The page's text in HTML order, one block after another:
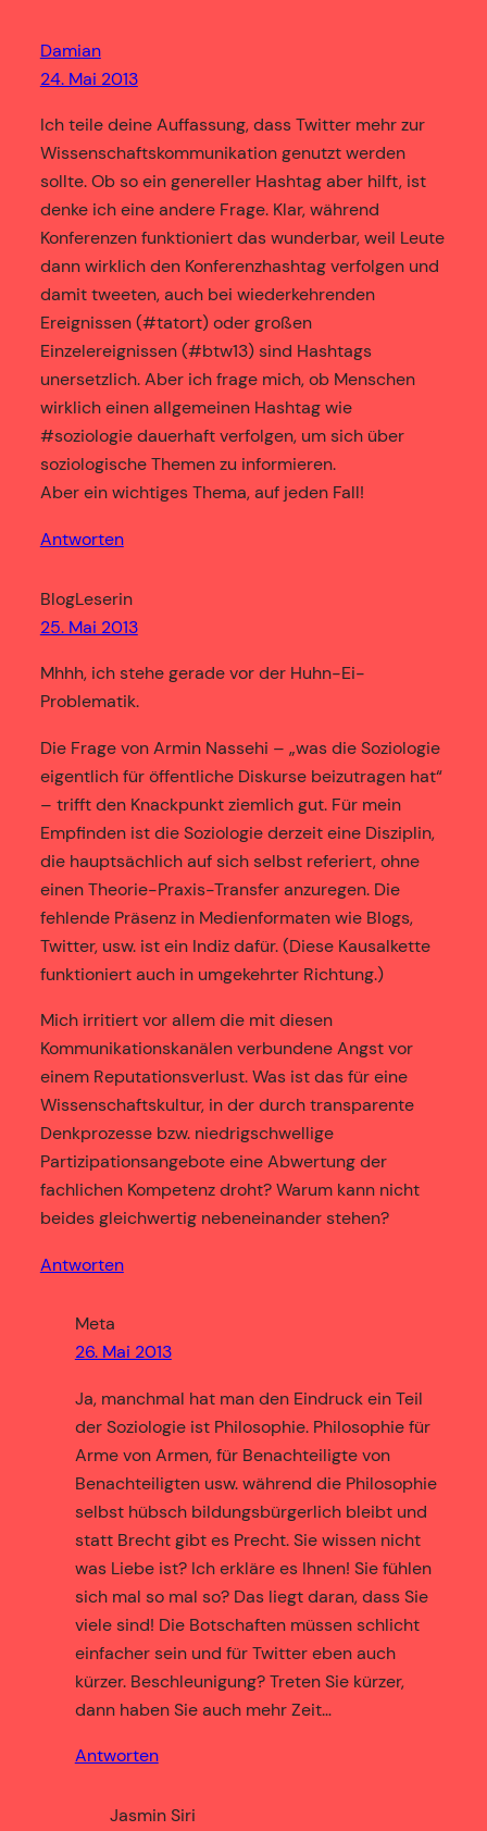
Damian
24. Mai 2013
Ich teile deine Auffassung, dass Twitter mehr zur
Wissenschaftskommunikation genutzt werden
sollte. Ob so ein genereller Hashtag aber hilft, ist
denke ich eine andere Frage. Klar, während
Konferenzen funktioniert das wunderbar, weil Leute
dann wirklich den Konferenzhashtag verfolgen und
damit tweeten, auch bei wiederkehrenden
Ereignissen (#tatort) oder großen
Einzelereignissen (#btw13) sind Hashtags
unersetzlich. Aber ich frage mich, ob Menschen
wirklich einen allgemeinen Hashtag wie
#soziologie dauerhaft verfolgen, um sich über
soziologische Themen zu informieren.
Aber ein wichtiges Thema, auf jeden Fall!
Antworten
BlogLeserin
25. Mai 2013
Mhhh, ich stehe gerade vor der Huhn-Ei-
Problematik.
Die Frage von Armin Nassehi – „was die Soziologie
eigentlich für öffentliche Diskurse beizutragen hat“
– trifft den Knackpunkt ziemlich gut. Für mein
Empfinden ist die Soziologie derzeit eine Disziplin,
die hauptsächlich auf sich selbst referiert, ohne
einen Theorie-Praxis-Transfer anzuregen. Die
fehlende Präsenz in Medienformaten wie Blogs,
Twitter, usw. ist ein Indiz dafür. (Diese Kausalkette
funktioniert auch in umgekehrter Richtung.)
Mich irritiert vor allem die mit diesen
Kommunikationskanälen verbundene Angst vor
einem Reputationsverlust. Was ist das für eine
Wissenschaftskultur, in der durch transparente
Denkprozesse bzw. niedrigschwellige
Partizipationsangebote eine Abwertung der
fachlichen Kompetenz droht? Warum kann nicht
beides gleichwertig nebeneinander stehen?
Antworten
Meta
26. Mai 2013
Ja, manchmal hat man den Eindruck ein Teil
der Soziologie ist Philosophie. Philosophie für
Arme von Armen, für Benachteiligte von
Benachteiligten usw. während die Philosophie
selbst hübsch bildungsbürgerlich bleibt und
statt Brecht gibt es Precht. Sie wissen nicht
was Liebe ist? Ich erkläre es Ihnen! Sie fühlen
sich mal so mal so? Das liegt daran, dass Sie
viele sind! Die Botschaften müssen schlicht
einfacher sein und für Twitter eben auch
kürzer. Beschleunigung? Treten Sie kürzer,
dann haben Sie auch mehr Zeit…
Antworten
Jasmin Siri